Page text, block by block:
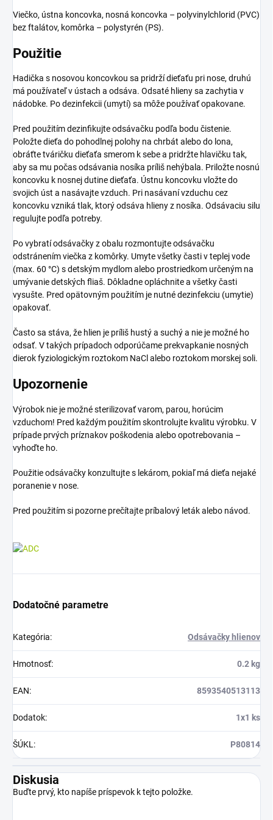
Viečko, ústna koncovka, nosná koncovka – polyvinylchlorid (PVC)
bez ftalátov, komôrka – polystyrén (PS).
Použitie
Hadička s nosovou koncovkou sa pridrží dieťaťu pri nose, druhú
má používateľ v ústach a odsáva. Odsaté hlieny sa zachytia v
nádobke. Po dezinfekcii (umytí) sa môže používať opakovane.
Pred použitím dezinfikujte odsávačku podľa bodu čistenie.
Položte dieťa do pohodlnej polohy na chrbát alebo do lona,
obráťte tváričku dieťaťa smerom k sebe a pridržte hlavičku tak,
aby sa mu počas odsávania nosíka príliš nehýbala. Priložte nosnú
koncovku k nosnej dutine dieťaťa. Ústnu koncovku vložte do
svojich úst a nasávajte vzduch. Pri nasávaní vzduchu cez
koncovku vzniká tlak, ktorý odsáva hlieny z nosíka. Odsávaciu silu
regulujte podľa potreby.
Po vybratí odsávačky z obalu rozmontujte odsávačku
odstránením viečka z komôrky. Umyte všetky časti v teplej vode
(max. 60 °C) s detským mydlom alebo prostriedkom určeným na
umývanie detských fliaš. Dôkladne opláchnite a všetky časti
vysušte. Pred opätovným použitím je nutné dezinfekciu (umytie)
opakovať.
Často sa stáva, že hlien je príliš hustý a suchý a nie je možné ho
odsať. V takých prípadoch odporúčame prekvapkanie nosných
dierok fyziologickým roztokom NaCl alebo roztokom morskej soli.
Upozornenie
Výrobok nie je možné sterilizovať varom, parou, horúcim
vzduchom! Pred každým použitím skontrolujte kvalitu výrobku. V
prípade prvých príznakov poškodenia alebo opotrebovania –
vyhoďte ho.
Použitie odsávačky konzultujte s lekárom, pokiaľ má dieťa nejaké
poranenie v nose.
Pred použitím si pozorne prečítajte príbalový leták alebo návod.
Dodatočné parametre
Kategória: Odsávačky hlienov
Hmotnosť: 0.2 kg
EAN: 8593540513113
Dodatok: 1x1 ks
ŠÚKL: P80814
Diskusia
Buďte prvý, kto napíše príspevok k tejto položke.